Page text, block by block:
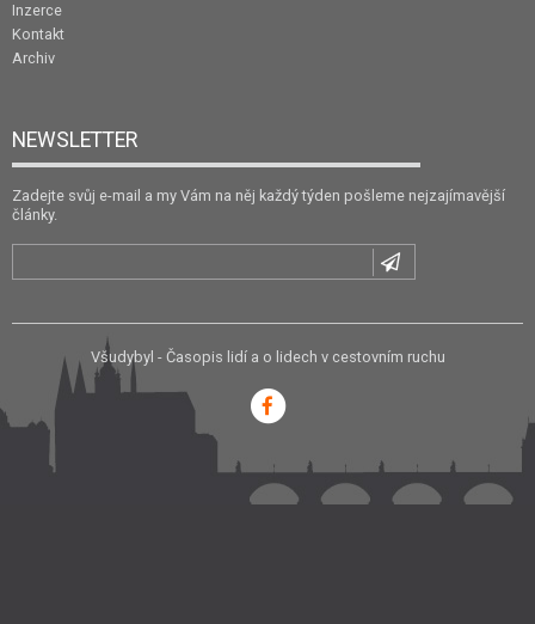
Inzerce
Kontakt
Archiv
NEWSLETTER
Zadejte svůj e-mail a my Vám na něj každý týden pošleme nejzajímavější
články.
Všudybyl - Časopis lidí a o lidech v cestovním ruchu